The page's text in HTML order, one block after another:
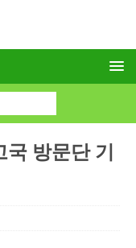
방문단 기